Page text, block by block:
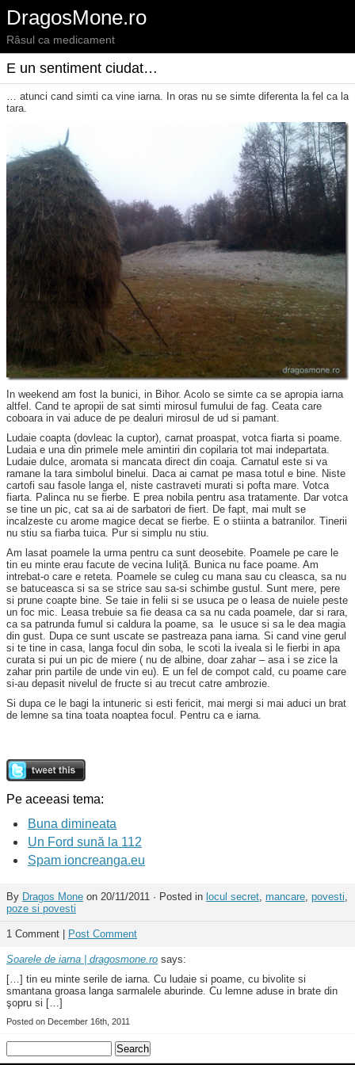
DragosMone.ro
Râsul ca medicament
E un sentiment ciudat…
… atunci cand simti ca vine iarna. In oras nu se simte diferenta la fel ca la
tara.
In weekend am fost la bunici, in Bihor. Acolo se simte ca se apropia iarna
altfel. Cand te apropii de sat simti mirosul fumului de fag. Ceata care
coboara in vai aduce de pe dealuri mirosul de ud si pamant.
Ludaie coapta (dovleac la cuptor), carnat proaspat, votca fiarta si poame.
Ludaia e una din primele mele amintiri din copilaria tot mai indepartata.
Ludaie dulce, aromata si mancata direct din coaja. Carnatul este si va
ramane la tara simbolul binelui. Daca ai carnat pe masa totul e bine. Niste
cartofi sau fasole langa el, niste castraveti murati si pofta mare. Votca
fiarta. Palinca nu se fierbe. E prea nobila pentru asa tratamente. Dar votca
se tine un pic, cat sa ai de sarbatori de fiert. De fapt, mai mult se
incalzeste cu arome magice decat se fierbe. E o stiinta a batranilor. Tinerii
nu stiu sa fiarba tuica. Pur si simplu nu stiu.
Am lasat poamele la urma pentru ca sunt deosebite. Poamele pe care le
tin eu minte erau facute de vecina Iuliţă. Bunica nu face poame. Am
intrebat-o care e reteta. Poamele se culeg cu mana sau cu cleasca, sa nu
se batuceasca si sa se strice sau sa-si schimbe gustul. Sunt mere, pere
si prune coapte bine. Se taie in felii si se usuca pe o leasa de nuiele peste
un foc mic. Leasa trebuie sa fie deasa ca sa nu cada poamele, dar si rara,
ca sa patrunda fumul si caldura la poame, sa le usuce si sa le dea magia
din gust. Dupa ce sunt uscate se pastreaza pana iarna. Si cand vine gerul
si te tine in casa, langa focul din soba, le scoti la iveala si le fierbi in apa
curata si pui un pic de miere ( nu de albine, doar zahar – asa i se zice la
zahar prin partile de unde vin eu). E un fel de compot cald, cu poame care
si-au depasit nivelul de fructe si au trecut catre ambrozie.
Si dupa ce le bagi la intuneric si esti fericit, mai mergi si mai aduci un brat
de lemne sa tina toata noaptea focul. Pentru ca e iarna.
Pe aceeasi tema:
Buna dimineata
Un Ford sună la 112
Spam ioncreanga.eu
By Dragos Mone on 20/11/2011 · Posted in locul secret, mancare, povesti,
poze si povesti
1 Comment | Post Comment
Soarele de iarna | dragosmone.ro says:
[…] tin eu minte serile de iarna. Cu ludaie si poame, cu bivolite si
smantana groasa langa sarmalele aburinde. Cu lemne aduse in brate din
şopru si […]
Posted on December 16th, 2011